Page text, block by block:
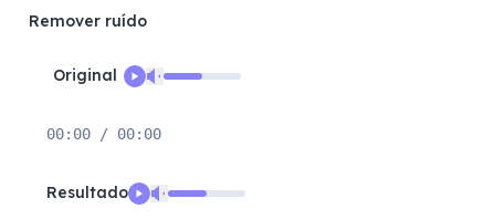
Remover ruído
Original
00:00 / 00:00
Resultado